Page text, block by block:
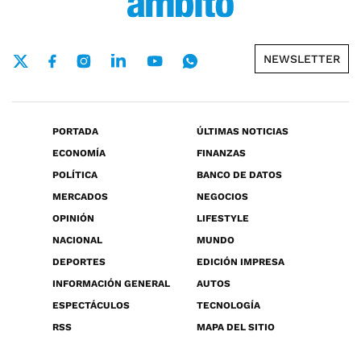
NEWSLETTER
PORTADA
ÚLTIMAS NOTICIAS
ECONOMÍA
FINANZAS
POLÍTICA
BANCO DE DATOS
MERCADOS
NEGOCIOS
OPINIÓN
LIFESTYLE
NACIONAL
MUNDO
DEPORTES
EDICIÓN IMPRESA
INFORMACIÓN GENERAL
AUTOS
ESPECTÁCULOS
TECNOLOGÍA
RSS
MAPA DEL SITIO